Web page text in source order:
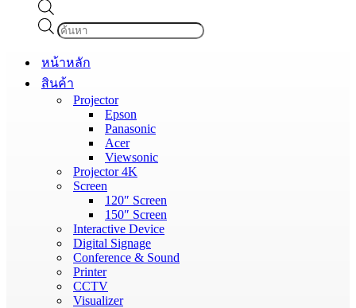
Products
search
หน้าหลัก
สินค้า
Projector
Epson
Panasonic
Acer
Viewsonic
Projector 4K
Screen
120″ Screen
150″ Screen
Interactive Device
Digital Signage
Conference & Sound
Printer
CCTV
Visualizer